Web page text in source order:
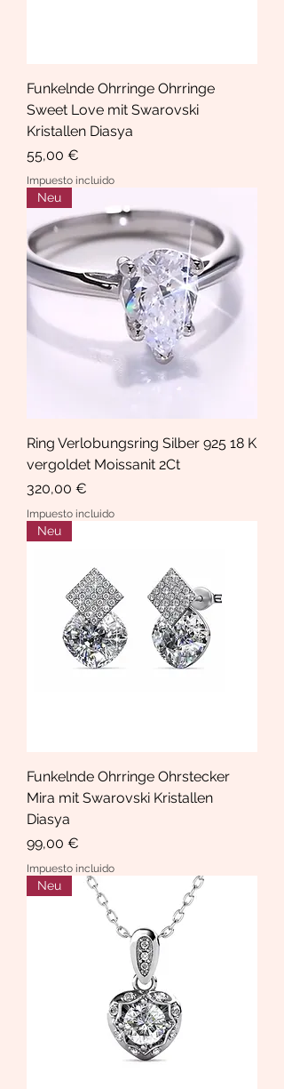
Funkelnde Ohrringe Ohrringe
Sweet Love mit Swarovski
Kristallen Diasya
Precio
55,00 €
Impuesto incluido
Neu
Ring Verlobungsring Silber 925 18 K
vergoldet Moissanit 2Ct
Precio
320,00 €
Impuesto incluido
Neu
Funkelnde Ohrringe Ohrstecker
Mira mit Swarovski Kristallen
Diasya
Precio
99,00 €
Impuesto incluido
Neu